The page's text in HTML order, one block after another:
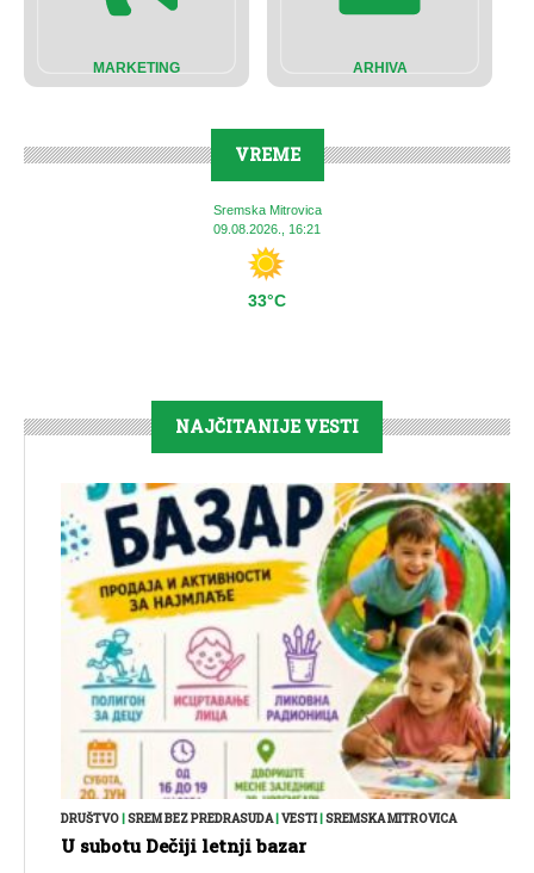
MARKETING ARHIVA
VREME
Sremska Mitrovica
09.08.2026., 16:21
33°C
NAJČITANIJE VESTI
DRUŠTVO SREM BEZ PREDRASUDA| VESTI| SREMSKA MITROVICA
U subotu Dečiji letnji bazar